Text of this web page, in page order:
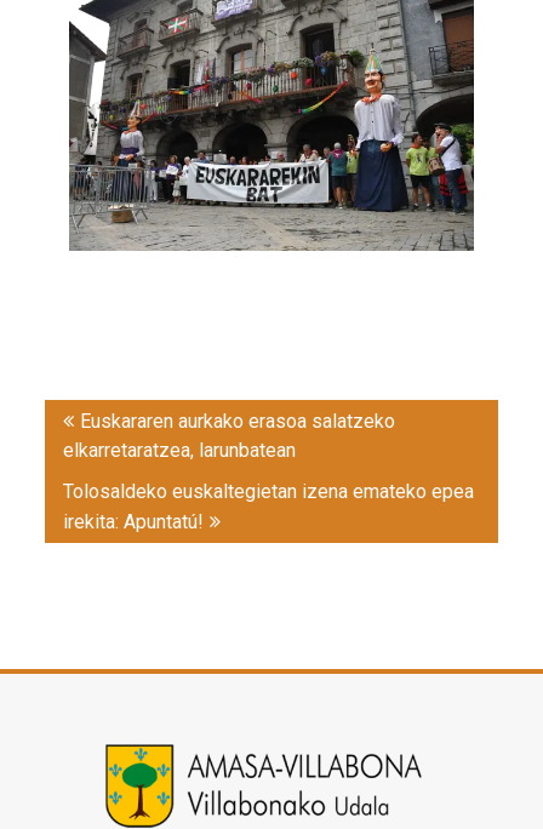
Post
navigation
Euskararen aurkako erasoa salatzeko
elkarretaratzea, larunbatean
Tolosaldeko euskaltegietan izena emateko epea
irekita: Apuntatú!